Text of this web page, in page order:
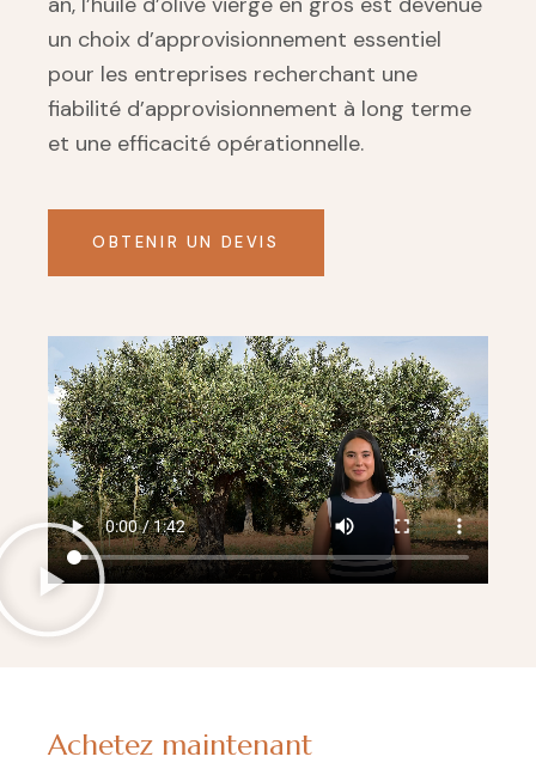
un choix d’approvisionnement essentiel
pour les entreprises recherchant une
fiabilité d’approvisionnement à long terme
et une efficacité opérationnelle.
OBTENIR UN DEVIS
Achetez maintenant